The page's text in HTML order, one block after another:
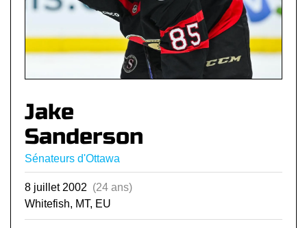
Jake
Sanderson
Sénateurs d'Ottawa
8 juillet 2002 (24 ans)
Whitefish, MT, EU